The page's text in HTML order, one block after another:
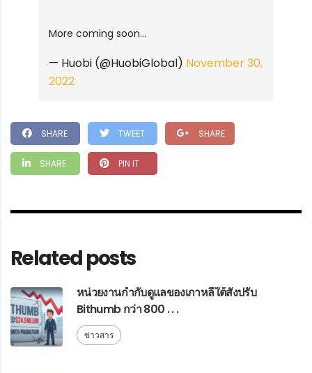
More coming soon…
— Huobi (@HuobiGlobal) November 30,
2022
SHARE TWEET SHARE
SHARE PIN IT
Related posts
หน่วยงานกำกับดูแลของเกาหลีใต้สั่งปรับ
Bithumb กว่า 800 . . .
ข่าวสาร